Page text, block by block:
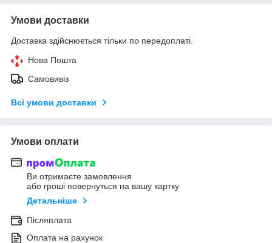
Умови доставки
Доставка здійснюється тільки по передоплаті.
Нова Пошта
Самовивіз
Всі умови доставки
Умови оплати
Ви отримаєте замовлення
або гроші повернуться на вашу картку
Детальніше
Післяплата
Оплата на рахунок